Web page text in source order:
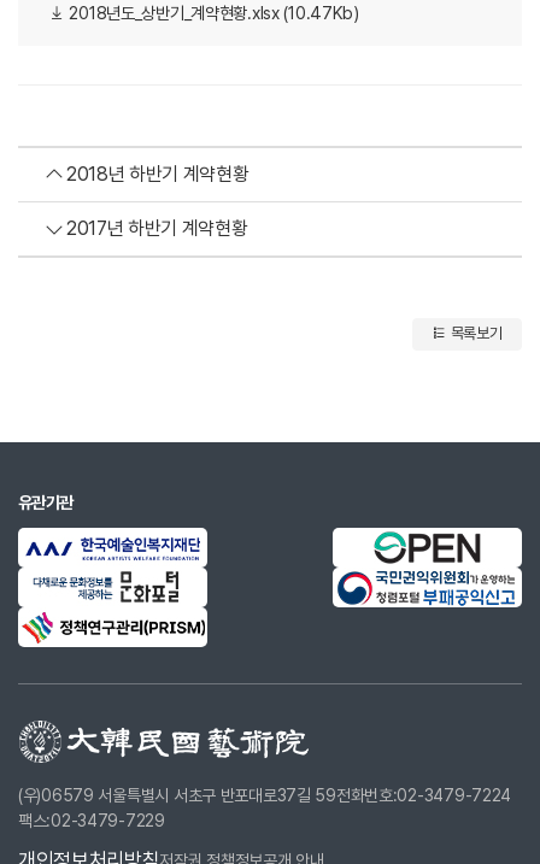
2018년도_상반기_계약현황.xlsx (10.47Kb)
2018년 하반기 계약현황
2017년 하반기 계약현황
목록보기
유관기관
(우)06579 서울특별시 서초구 반포대로37길 59전화번호:02-3479-7224
팩스:02-3479-7229